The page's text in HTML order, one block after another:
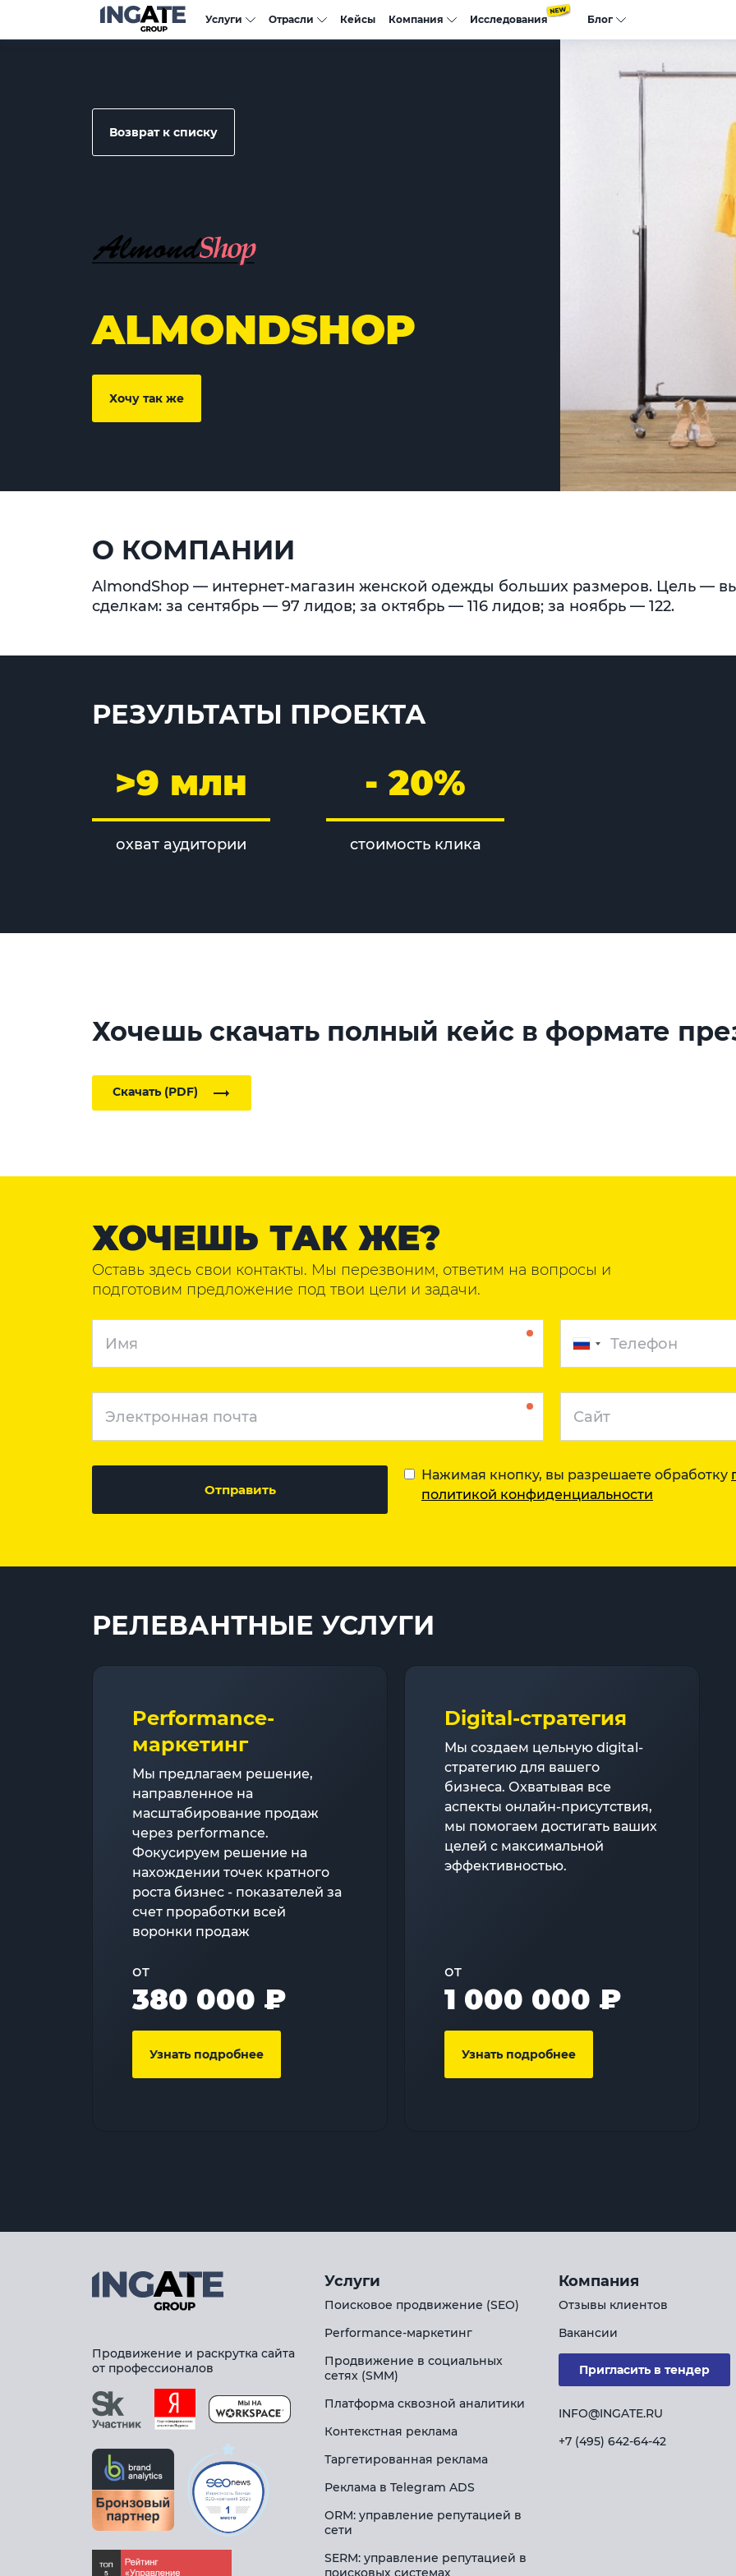
Услуги Отрасли Кейсы Компания Исследования Блог
Возврат к списку
ALMONDSHOP
Хочу так же
О КОМПАНИИ
AlmondShop — интернет-магазин женской одежды больших размеров. Цель —
сделкам: за сентябрь — 97 лидов; за октябрь — 116 лидов; за ноябрь — 122.
РЕЗУЛЬТАТЫ ПРОЕКТА
>9 млн
охват аудитории
- 20%
стоимость клика
Хочешь скачать полный кейс в формате
Скачать (PDF)
ХОЧЕШЬ ТАК ЖЕ?
Оставь здесь свои контакты. Мы перезвоним, ответим на вопросы и
подготовим предложение под твои цели и задачи.
Отправить
Нажимая кнопку, вы разрешаете обработку
политикой конфиденциальности
РЕЛЕВАНТНЫЕ УСЛУГИ
Performance-
маркетинг
Мы предлагаем решение,
направленное на
масштабирование продаж
через performance.
Фокусируем решение на
нахождении точек кратного
роста бизнес - показателей за
счет проработки всей
воронки продаж
от
380 000 ₽
Узнать подробнее
Digital-стратегия
Мы создаем цельную digital-
стратегию для вашего
бизнеса. Охватывая все
аспекты онлайн-присутствия,
мы помогаем достигать ваших
целей с максимальной
эффективностью.
от
1 000 000 ₽
Узнать подробнее
Продвижение и раскрутка сайта
от профессионалов
Услуги
Поисковое продвижение (SEO)
Performance-маркетинг
Продвижение в социальных
сетях (SMM)
Платформа сквозной аналитики
Контекстная реклама
Таргетированная реклама
Реклама в Telegram ADS
ORM: управление репутацией в
сети
SERM: управление репутацией в
поисковых системах
Компания
Отзывы клиентов
Вакансии
Пригласить в тендер
INFO@INGATE.RU
+7 (495) 642-64-42